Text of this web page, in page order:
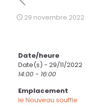
29 novembre 2022
Date/heure
Date(s) - 29/11/2022
14:00 - 16:00
Emplacement
le Nouveau souffle